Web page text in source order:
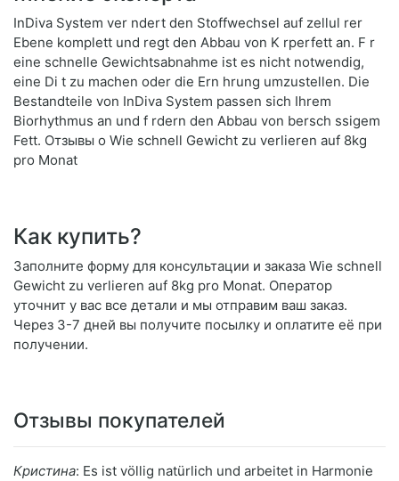
InDiva System ver ndert den Stoffwechsel auf zellul rer
Ebene komplett und regt den Abbau von K rperfett an. F r
eine schnelle Gewichtsabnahme ist es nicht notwendig,
eine Di t zu machen oder die Ern hrung umzustellen. Die
Bestandteile von InDiva System passen sich Ihrem
Biorhythmus an und f rdern den Abbau von bersch ssigem
Fett. Отзывы о Wie schnell Gewicht zu verlieren auf 8kg
pro Monat
Как купить?
Заполните форму для консультации и заказа Wie schnell
Gewicht zu verlieren auf 8kg pro Monat. Оператор
уточнит у вас все детали и мы отправим ваш заказ.
Через 3-7 дней вы получите посылку и оплатите её при
получении.
Отзывы покупателей
Кристина: Es ist völlig natürlich und arbeitet in Harmonie